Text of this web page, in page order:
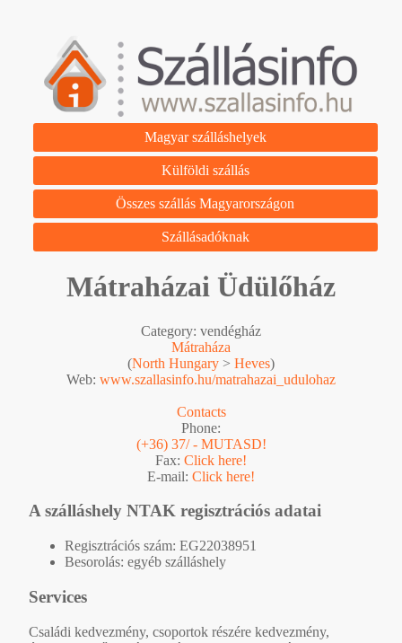
Magyar szálláshelyek
Külföldi szállás
Összes szállás Magyarországon
Szállásadóknak
Mátraházai Üdülőház
Category: vendégház
Mátraháza
(North Hungary > Heves)
Web: www.szallasinfo.hu/matrahazai_udulohaz
Contacts
Phone:
(+36) 37/ - MUTASD!
Fax: Click here!
E-mail: Click here!
A szálláshely NTAK regisztrációs adatai
Regisztrációs szám: EG22038951
Besorolás: egyéb szálláshely
Services
Családi kedvezmény, csoportok részére kedvezmény,